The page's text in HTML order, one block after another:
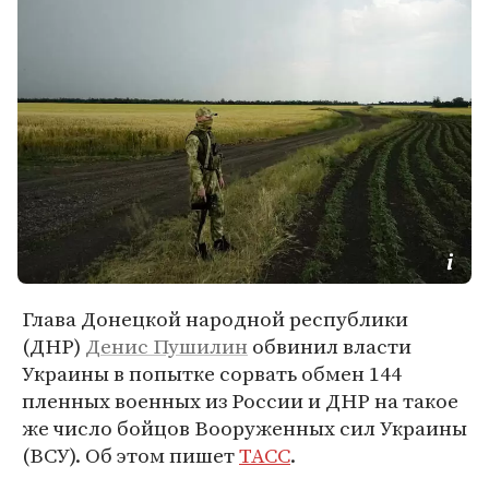
Глава Донецкой народной республики
(ДНР) Денис Пушилин обвинил власти
Украины в попытке сорвать обмен 144
пленных военных из России и ДНР на такое
же число бойцов Вооруженных сил Украины
(ВСУ). Об этом пишетТАСС.